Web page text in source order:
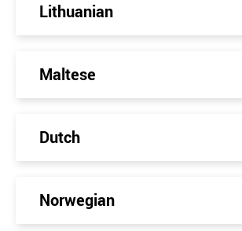
Lithuanian
Maltese
Dutch
Norwegian